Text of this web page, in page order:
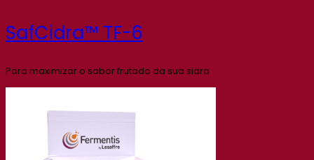
SafCidra™ TF-6
Para maximizar o sabor frutado da sua sidra